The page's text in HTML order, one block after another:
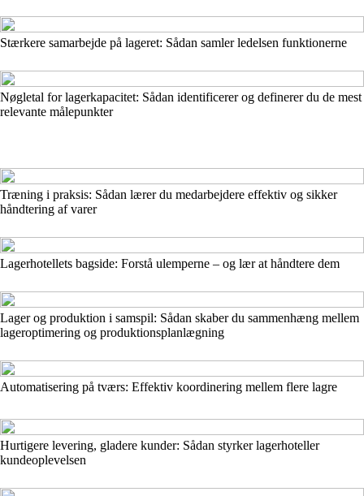
Stærkere samarbejde på lageret: Sådan samler ledelsen funktionerne
Nøgletal for lagerkapacitet: Sådan identificerer og definerer du de mest
relevante målepunkter
Træning i praksis: Sådan lærer du medarbejdere effektiv og sikker
håndtering af varer
Lagerhotellets bagside: Forstå ulemperne – og lær at håndtere dem
Lager og produktion i samspil: Sådan skaber du sammenhæng mellem
lageroptimering og produktionsplanlægning
Automatisering på tværs: Effektiv koordinering mellem flere lagre
Hurtigere levering, gladere kunder: Sådan styrker lagerhoteller
kundeoplevelsen